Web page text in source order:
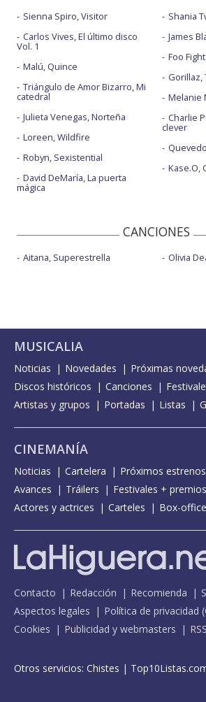
Sienna Spiro, Visitor
Carlos Vives, El último disco
Vol. 1
Malú, Quince
Triángulo de Amor Bizarro, Mi
catedral
Julieta Venegas, Norteña
Loreen, Wildfire
Robyn, Sexistential
David DeMaría, La puerta
mágica
Shania
James
Foo
Gorillaz,
Melanie
Charlie
clever
Kase.O,
CANCIONES
Aitana, Superestrella Olivia
MUSICALIA
Noticias Novedades
Próximas
Discos históricos
Canciones
Artistas y grupos
Portadas Listas
CINEMANÍA
Noticias Cartelera Próximos estrenos
Avances
Tráilers
Festivales + premios
Actores y actrices
Carteles Box-office
Contacto Redacción Recomienda
Aspectos legales
Política de privacidad (
Cookies
Publicidad y webmasters RSS
Otros servicios: Chistes |